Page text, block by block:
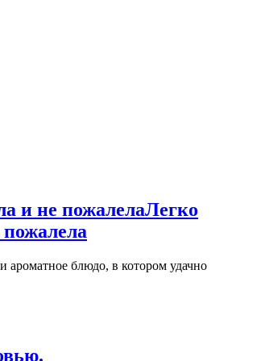
и не пожалелаЛегко
блюдо, в котором удачно